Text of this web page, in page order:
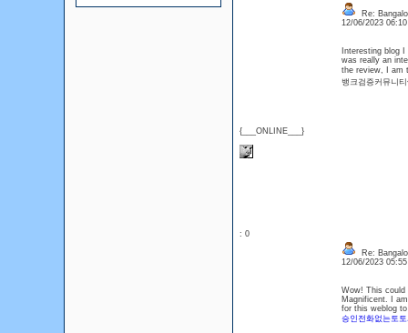
{___ONLINE___}
Re:
12/06/2023
Interesting blog
was really an
the review, I am
뱅크검증커뮤니
: 0
Re:
12/06/2023
Wow! This could
Magnificent. I
for this weblog
승인전화없는토